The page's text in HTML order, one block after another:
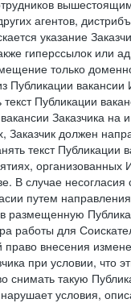
агентов,
указание
гиперссылок или
только
Публикации
Заказчика
Заказчик должен
текст
организованных
В случае
путем
в размещенную
работы для
внесения
при условии, что
снимать такую
условия,